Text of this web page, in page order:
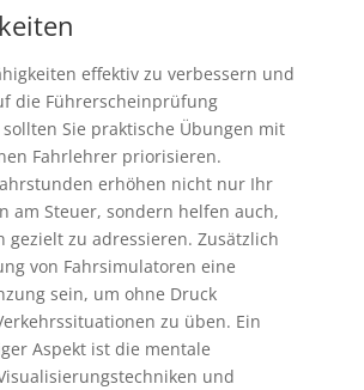
effektiv zu verbessern und
die Führerscheinprüfung
Sie praktische Übungen mit
Fahrlehrer priorisieren.
erhöhen nicht nur Ihr
am Steuer, sondern helfen auch,
gezielt zu adressieren. Zusätzlich
von Fahrsimulatoren eine
sein, um ohne Druck
zu üben. Ein
Aspekt ist die mentale
und